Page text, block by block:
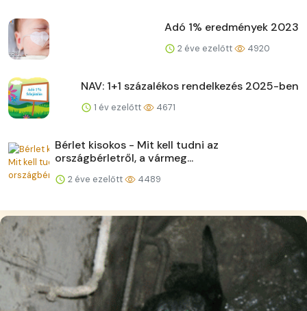
Adó 1% eredmények 2023
2 éve ezelőtt 4920
NAV: 1+1 százalékos rendelkezés 2025-ben
1 év ezelőtt 4671
Bérlet kisokos - Mit kell tudni az
országbérletről, a vármeg...
2 éve ezelőtt 4489